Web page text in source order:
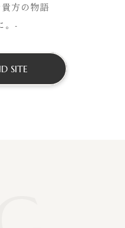
方の物語
。-
SITE